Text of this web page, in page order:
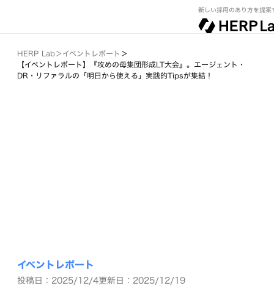
新しい採用のあり方を提案
HERP Lab＞イベントレポート ＞
【イベントレポート】『攻めの母集団形成LT大会』。エージェント・
DR・リファラルの「明日から使える」実践的Tipsが集結！
イベントレポート
投稿日：2025/12/4更新日：2025/12/19